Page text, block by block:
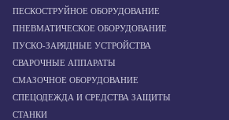
ПЕСКОСТРУЙНОЕ ОБОРУДОВАНИЕ
ПНЕВМАТИЧЕСКОЕ ОБОРУДОВАНИЕ
ПУСКО-ЗАРЯДНЫЕ УСТРОЙСТВА
СВАРОЧНЫЕ АППАРАТЫ
СМАЗОЧНОЕ ОБОРУДОВАНИЕ
СПЕЦОДЕЖДА И СРЕДСТВА ЗАЩИТЫ
СТАНКИ